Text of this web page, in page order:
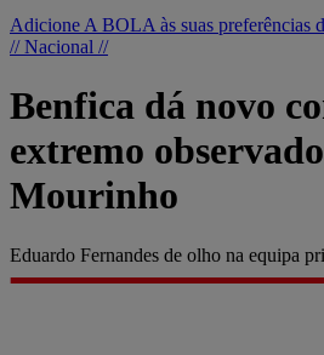
Adicione A BOLA às suas preferências
// Nacional //
Benfica dá novo
extremo
Mourinho
Eduardo Fernandes de olho na equipa